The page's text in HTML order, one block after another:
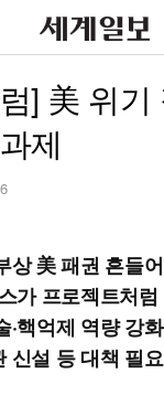
] 美 위기
제
상 美 패권 흔들어
가 프로젝트처럼
·핵억제 역량 강화
신설 등 대책 필요